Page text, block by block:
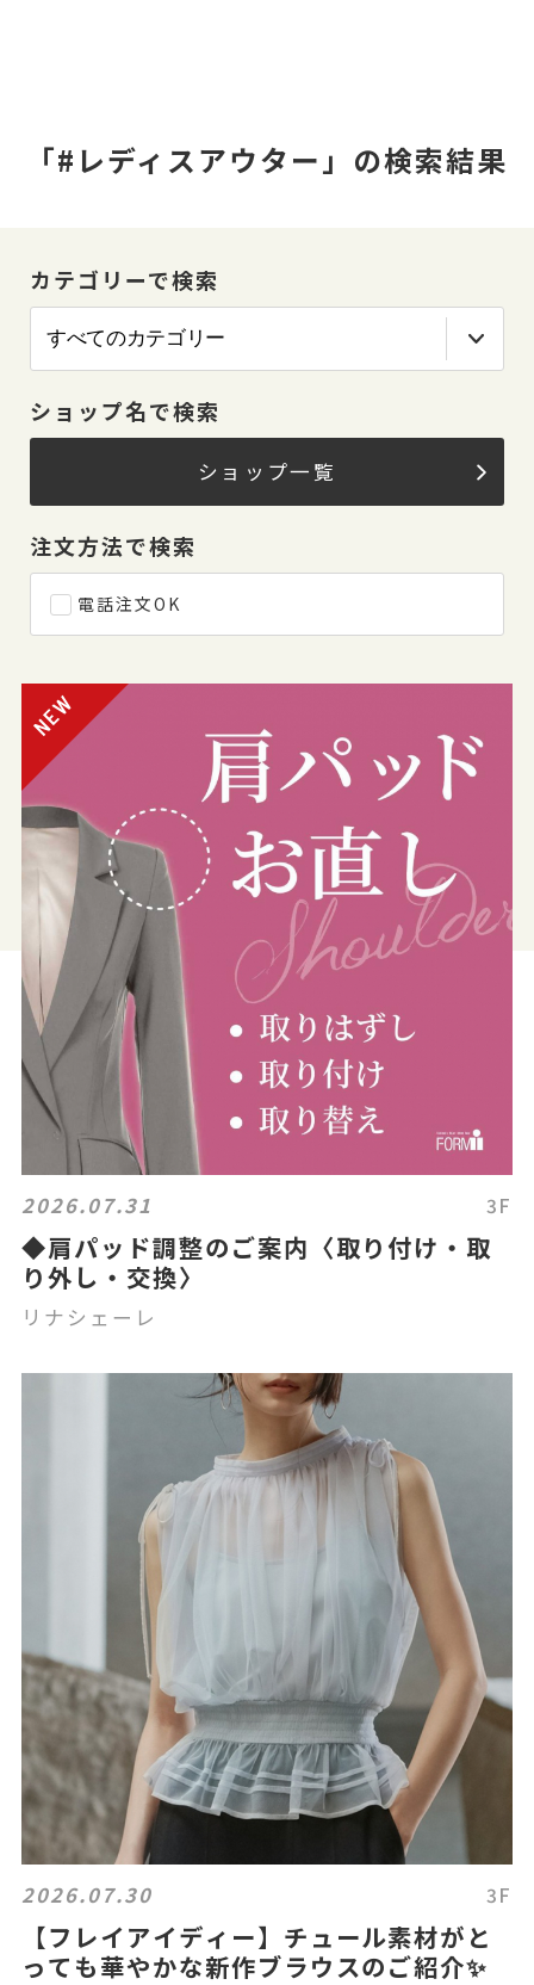
「#レディスアウター」の検索結果
カテゴリーで検索
ショップ名で検索
ショップ一覧
注文方法で検索
電話注文OK
2026.07.31 3F
◆肩パッド調整のご案内〈取り付け・取
り外し・交換〉
リナシェーレ
2026.07.30 3F
【フレイアイディー】チュール素材がと
っても華やかな新作ブラウスのご紹介✨